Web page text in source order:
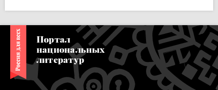
Портал
национальных
литератур